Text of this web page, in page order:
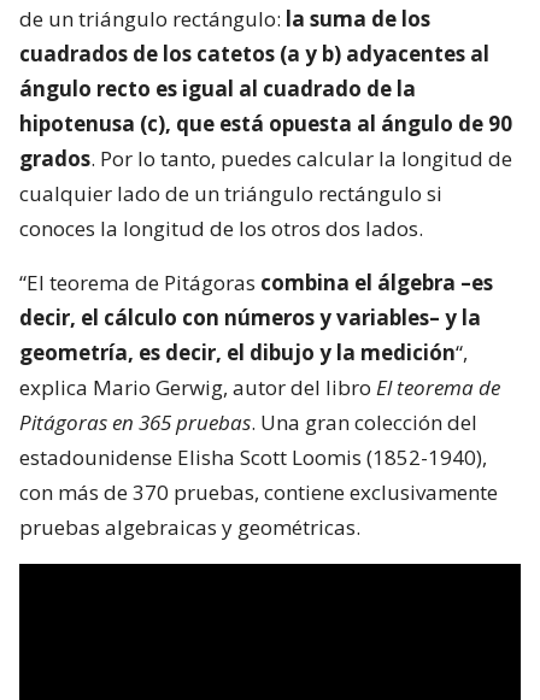
de un triángulo rectángulo: la suma de los
cuadrados de los catetos (a y b) adyacentes al
ángulo recto es igual al cuadrado de la
hipotenusa (c), que está opuesta al ángulo de 90
grados. Por lo tanto, puedes calcular la longitud de
cualquier lado de un triángulo rectángulo si
conoces la longitud de los otros dos lados.
“El teorema de Pitágoras combina el álgebra –es
decir, el cálculo con números y variables– y la
geometría, es decir, el dibujo y la medición“,
explica Mario Gerwig, autor del libro El teorema de
Pitágoras en 365 pruebas. Una gran colección del
estadounidense Elisha Scott Loomis (1852-1940),
con más de 370 pruebas, contiene exclusivamente
pruebas algebraicas y geométricas.